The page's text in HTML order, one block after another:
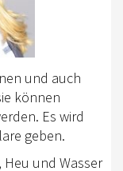
und auch
können
Es wird
geben.
Heu und Wasser